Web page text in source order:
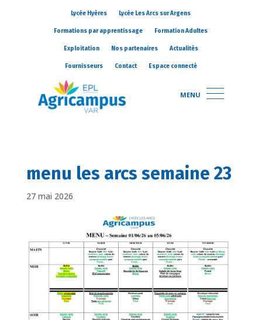
Lycée Hyères Lycée Les Arcs sur Argens
Formations par apprentissage Formation Adultes
Exploitation Nos partenaires Actualités
Fournisseurs Contact Espace connecté
MENU
menu les arcs semaine 23
27 mai 2026